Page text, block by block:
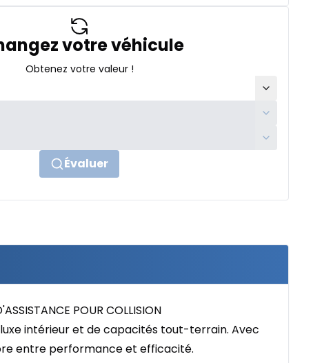
votre véhicule
Obtenez votre valeur !
Évaluer
POUR COLLISION
intérieur et de capacités tout-terrain. Avec
entre performance et efficacité.